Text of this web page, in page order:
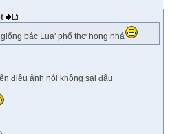
bác Lua' phổ thơ hong nhá
điều ảnh nói không sai đâu